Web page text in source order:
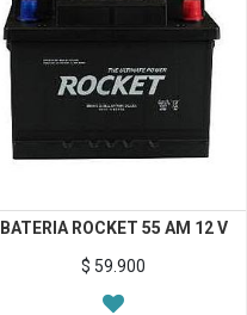
BATERIA ROCKET 55 AM 12 V
$ 59.900